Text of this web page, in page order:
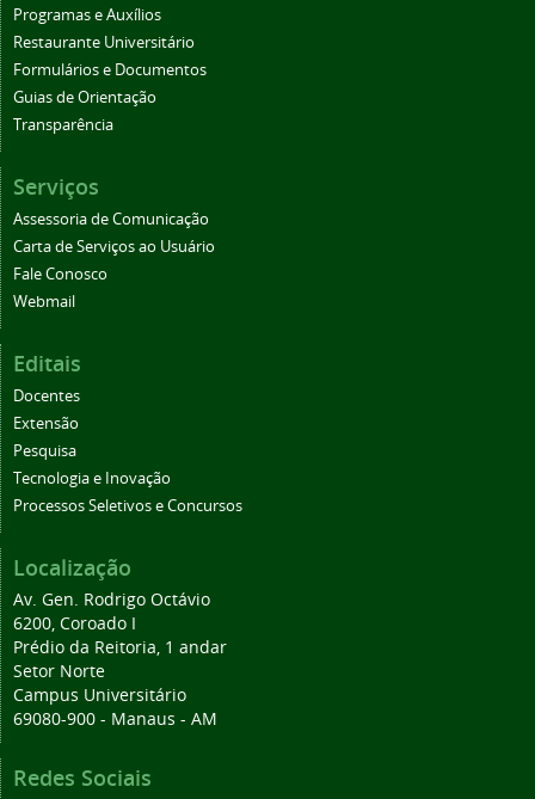
Programas e Auxílios
Restaurante Universitário
Formulários e Documentos
Guias de Orientação
Transparência
Serviços
Assessoria de Comunicação
Carta de Serviços ao Usuário
Fale Conosco
Webmail
Editais
Docentes
Extensão
Pesquisa
Tecnologia e Inovação
Processos Seletivos e Concursos
Localização
Av. Gen. Rodrigo Octávio
6200, Coroado I
Prédio da Reitoria, 1 andar
Setor Norte
Campus Universitário
69080-900 - Manaus - AM
Redes Sociais